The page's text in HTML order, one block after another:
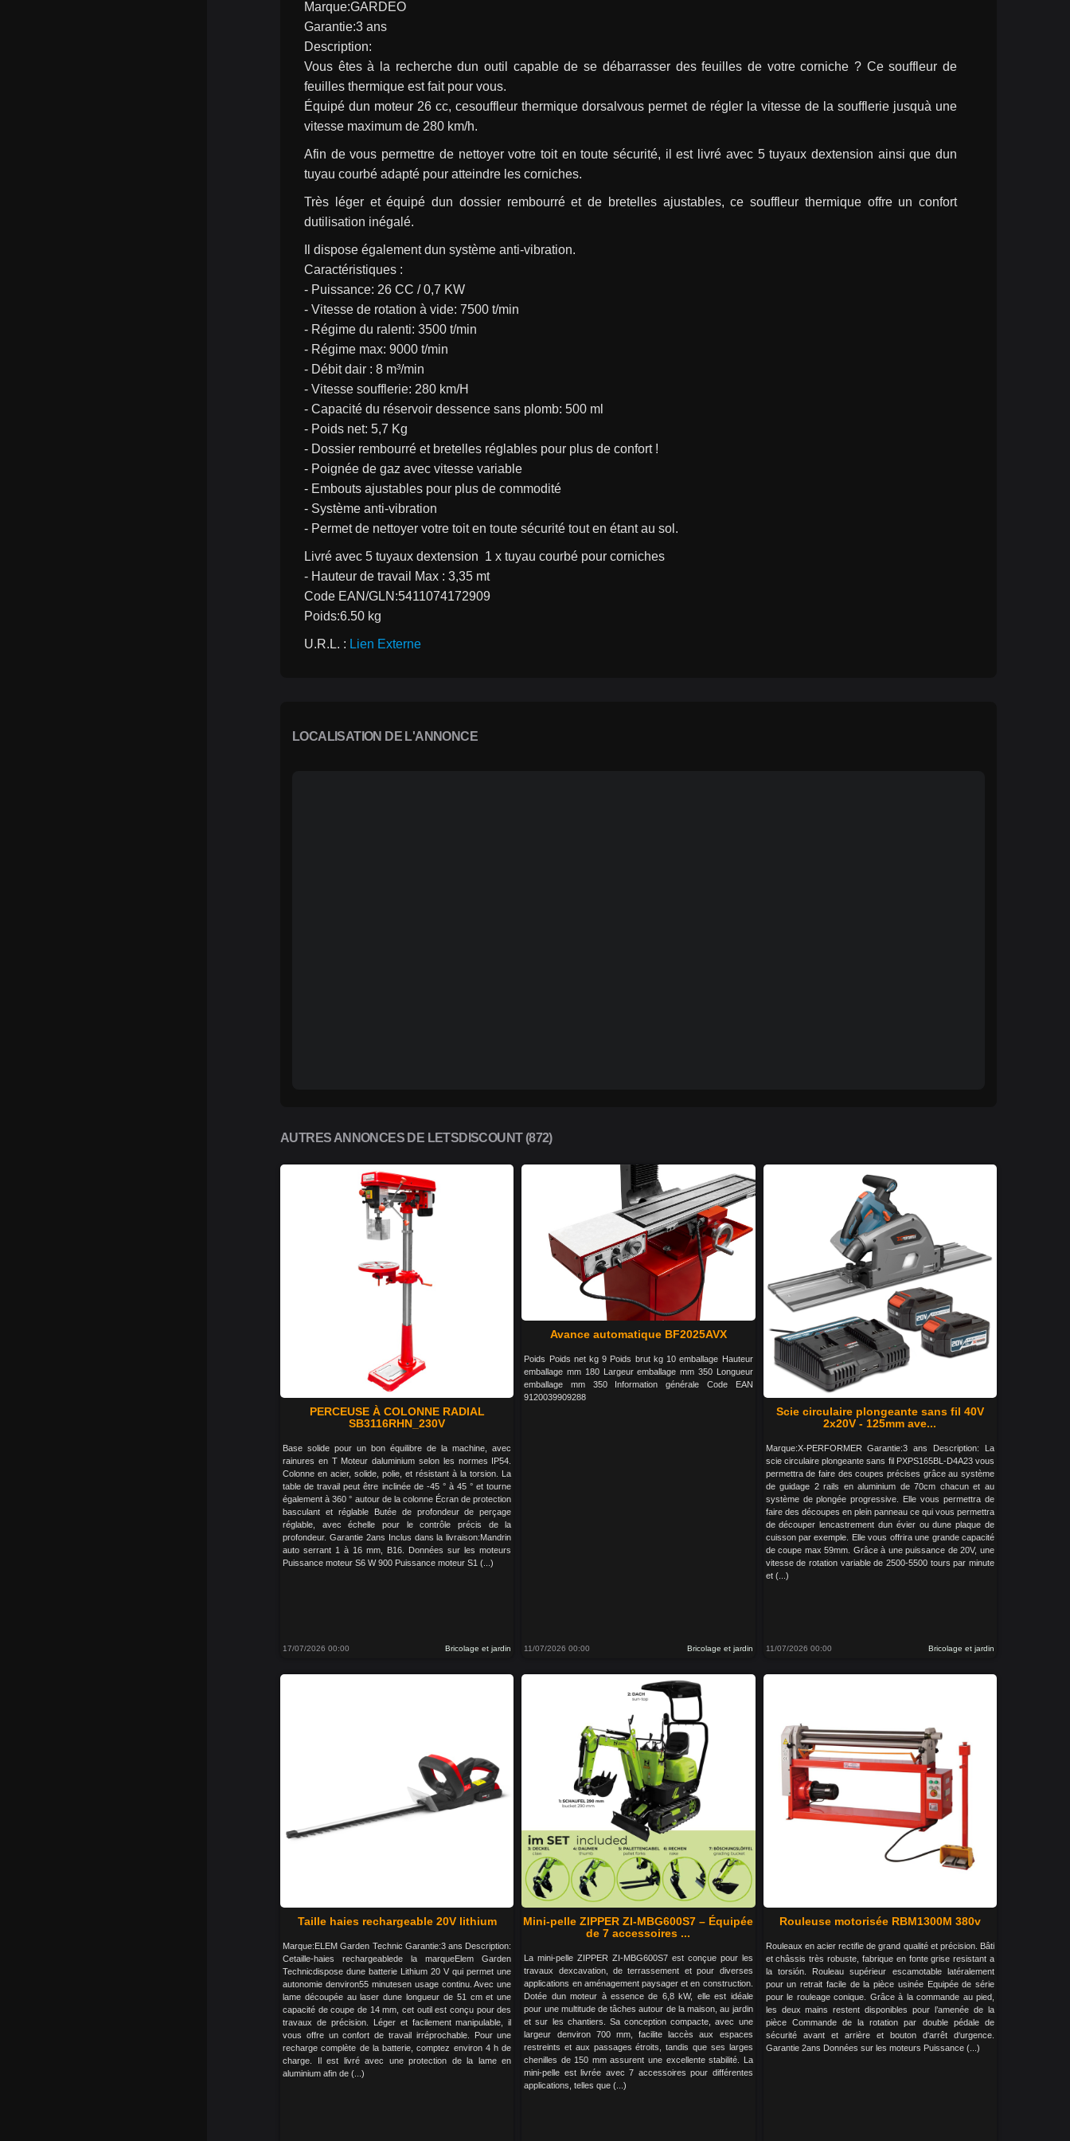
Marque:GARDEO
Garantie:3 ans
Description:
Vous êtes à la recherche dun outil capable de se débarrasser des feuilles de votre corniche ? Ce souffleur de
feuilles thermique est fait pour vous.
Équipé dun moteur 26 cc, cesouffleur thermique dorsalvous permet de régler la vitesse de la soufflerie jusquà une
vitesse maximum de 280 km/h.
Afin de vous permettre de nettoyer votre toit en toute sécurité, il est livré avec 5 tuyaux dextension ainsi que dun
tuyau courbé adapté pour atteindre les corniches.
Très léger et équipé dun dossier rembourré et de bretelles ajustables, ce souffleur thermique offre un confort
dutilisation inégalé.
Il dispose également dun système anti-vibration.
Caractéristiques :
- Puissance: 26 CC / 0,7 KW
- Vitesse de rotation à vide: 7500 t/min
- Régime du ralenti: 3500 t/min
- Régime max: 9000 t/min
- Débit dair : 8 m³/min
- Vitesse soufflerie: 280 km/H
- Capacité du réservoir dessence sans plomb: 500 ml
- Poids net: 5,7 Kg
- Dossier rembourré et bretelles réglables pour plus de confort !
- Poignée de gaz avec vitesse variable
- Embouts ajustables pour plus de commodité
- Système anti-vibration
- Permet de nettoyer votre toit en toute sécurité tout en étant au sol.
Livré avec 5 tuyaux dextension  1 x tuyau courbé pour corniches
- Hauteur de travail Max : 3,35 mt
Code EAN/GLN:5411074172909
Poids:6.50 kg
U.R.L. : Lien Externe
LOCALISATION DE L'ANNONCE
AUTRES ANNONCES DE LETSDISCOUNT (872)
PERCEUSE À COLONNE RADIAL
SB3116RHN_230V
Base solide pour un bon équilibre de la machine, avec
rainures en T Moteur daluminium selon les normes IP54.
Colonne en acier, solide, polie, et résistant à la torsion. La
table de travail peut être inclinée de -45 ° à 45 ° et tourne
également à 360 ° autour de la colonne Écran de protection
basculant et réglable Butée de profondeur de perçage
réglable, avec échelle pour le contrôle précis de la
profondeur. Garantie 2ans Inclus dans la livraison:Mandrin
auto serrant 1 à 16 mm, B16. Données sur les moteurs
Puissance moteur S6 W 900 Puissance moteur S1 (...)
17/07/2026 00:00 Bricolage et jardin
Avance automatique BF2025AVX
Poids Poids net kg 9 Poids brut kg 10 emballage Hauteur
emballage mm 180 Largeur emballage mm 350 Longueur
emballage mm 350 Information générale Code EAN
9120039909288
11/07/2026 00:00 Bricolage et jardin
Scie circulaire plongeante sans fil 40V
2x20V - 125mm ave...
Marque:X-PERFORMER Garantie:3 ans Description: La
scie circulaire plongeante sans fil PXPS165BL-D4A23 vous
permettra de faire des coupes précises grâce au système
de guidage 2 rails en aluminium de 70cm chacun et au
système de plongée progressive. Elle vous permettra de
faire des découpes en plein panneau ce qui vous permettra
de découper lencastrement dun évier ou dune plaque de
cuisson par exemple. Elle vous offrira une grande capacité
de coupe max 59mm. Grâce à une puissance de 20V, une
vitesse de rotation variable de 2500-5500 tours par minute
et (...)
11/07/2026 00:00 Bricolage et jardin
Taille haies rechargeable 20V lithium
Marque:ELEM Garden Technic Garantie:3 ans Description:
Cetaille-haies rechargeablede la marqueElem Garden
Technicdispose dune batterie Lithium 20 V qui permet une
autonomie denviron55 minutesen usage continu. Avec une
lame découpée au laser dune longueur de 51 cm et une
capacité de coupe de 14 mm, cet outil est conçu pour des
travaux de précision. Léger et facilement manipulable, il
vous offre un confort de travail irréprochable. Pour une
recharge complète de la batterie, comptez environ 4 h de
charge. Il est livré avec une protection de la lame en
aluminium afin de (...)
Mini-pelle ZIPPER ZI-MBG600S7 – Équipée
de 7 accessoires ...
La mini-pelle ZIPPER ZI-MBG600S7 est conçue pour les
travaux dexcavation, de terrassement et pour diverses
applications en aménagement paysager et en construction.
Dotée dun moteur à essence de 6,8 kW, elle est idéale
pour une multitude de tâches autour de la maison, au jardin
et sur les chantiers. Sa conception compacte, avec une
largeur denviron 700 mm, facilite laccès aux espaces
restreints et aux passages étroits, tandis que ses larges
chenilles de 150 mm assurent une excellente stabilité. La
mini-pelle est livrée avec 7 accessoires pour différentes
applications, telles que (...)
Rouleuse motorisée RBM1300M 380v
Rouleaux en acier rectifie de grand qualité et précision. Bâti
et châssis très robuste, fabrique en fonte grise resistant a
la torsión. Rouleau supérieur escamotable latéralement
pour un retrait facile de la pièce usinée Equipée de série
pour le rouleage conique. Grâce à la commande au pied,
les deux mains restent disponibles pour l’amenée de la
pièce Commande de la rotation par double pédale de
sécurité avant et arrière et bouton d‘arrêt d‘urgence.
Garantie 2ans Données sur les moteurs Puissance (...)